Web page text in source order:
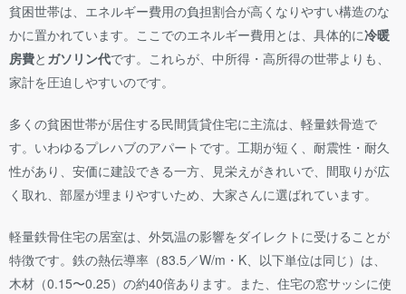
貧困世帯は、エネルギー費用の負担割合が高くなりやすい構造のな
かに置かれています。ここでのエネルギー費用とは、具体的に冷暖
房費と ガソリン代です。これらが、中所得・高所得の世帯よりも、
家計を圧迫しやすいのです。
多くの貧困世帯が居住する民間賃貸住宅に主流は、軽量鉄骨造で
す。いわゆるプレハブのアパートです。工期が短く、耐震性・耐久
性があり、安価に建設できる一方、見栄えがきれいで、間取りが広
く取れ、部屋が埋まりやすいため、大家さんに選ばれています。
軽量鉄骨住宅の居室は、外気温の影響をダイレクトに受けることが
特徴です。鉄の熱伝導率（83.5／W/m・K、以下単位は同じ）は、
木材（0.15〜0.25）の約40倍あります。また、住宅の窓サッシに使